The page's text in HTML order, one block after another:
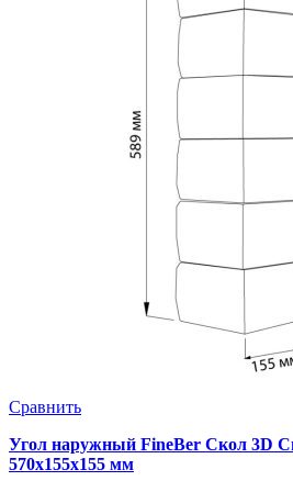
Сравнить
Угол наружный FineBer Скол 3D
570х155х155 мм